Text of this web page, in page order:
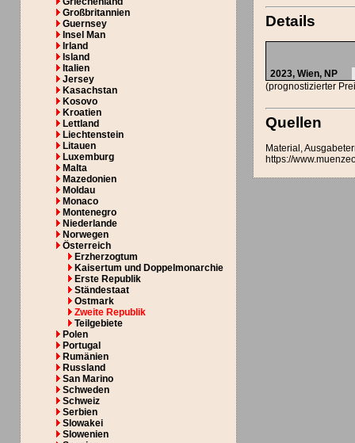
Großbritannien
Guernsey
Insel Man
Irland
Island
Italien
Jersey
Kasachstan
Kosovo
Kroatien
Lettland
Liechtenstein
Litauen
Luxemburg
Malta
Mazedonien
Moldau
Monaco
Montenegro
Niederlande
Norwegen
Österreich
Erzherzogtum
Kaisertum und Doppelmonarchie
Erste Republik
Ständestaat
Ostmark
Zweite Republik
Teilgebiete
Polen
Portugal
Rumänien
Russland
San Marino
Schweden
Schweiz
Serbien
Slowakei
Slowenien
Details
2023, Wien, NP
(prognostizierter
Quellen
Material,
https://